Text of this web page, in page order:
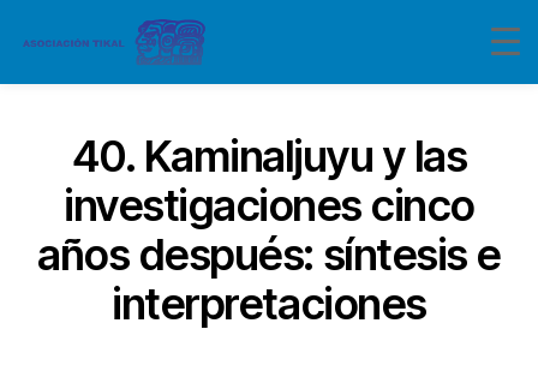
40. Kaminaljuyu y las
investigaciones cinco
años después: síntesis e
interpretaciones